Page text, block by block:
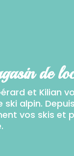
de
et Kilian
ski alpin.
vos skis et